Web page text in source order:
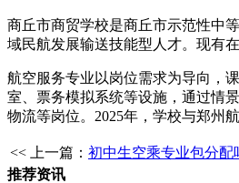
商丘市商贸学校是商丘市示范性中
域民航发展输送技能型人才。现有
航空服务专业以岗位需求为导向，
室、票务模拟系统等设施，通过情
物流等岗位。2025年，学校与郑州
<< 上一篇： 初中生空乘专业包分配
推荐资讯